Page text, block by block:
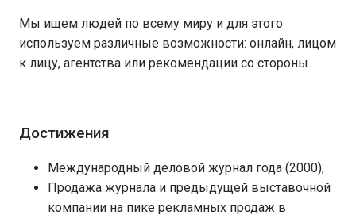
Мы ищем людей по всему миру и для этого
используем различные возможности: онлайн, лицом
к лицу, агентства или рекомендации со стороны.
Достижения
Международный деловой журнал года (2000);
Продажа журнала и предыдущей выставочной
компании на пике рекламных продаж в